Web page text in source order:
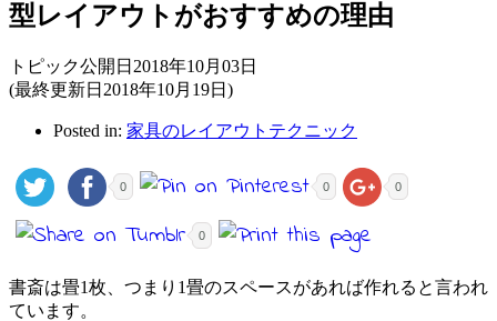
型レイアウトがおすすめの理由
トピック公開日2018年10月03日
(最終更新日2018年10月19日)
Posted in: 家具のレイアウトテクニック
0 0 0
0
書斎は畳1枚、つまり1畳のスペースがあれば作れると言われ
ています。